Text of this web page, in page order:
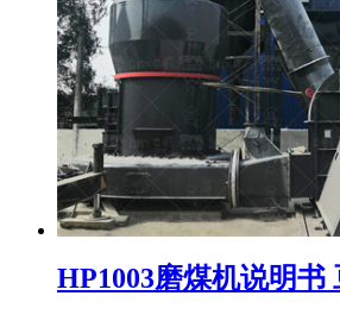
HP1003磨煤机说明书